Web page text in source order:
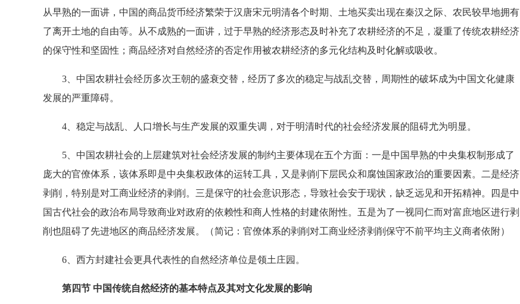
从早熟的一面讲，中国的商品货币经济繁荣于汉唐宋元明清各个时期、土地买卖出现在秦汉之际、农民较早地拥有
了离开土地的自由等。从不成熟的一面讲，过于早熟的经济形态及时补充了农耕经济的不足，凝重了传统农耕经济
的保守性和坚固性；商品经济对自然经济的否定作用被农耕经济的多元化结构及时化解或吸收。
3、中国农耕社会经历多次王朝的盛衰交替，经历了多次的稳定与战乱交替，周期性的破坏成为中国文化健康
发展的严重障碍。
4、稳定与战乱、人口增长与生产发展的双重失调，对于明清时代的社会经济发展的阻碍尤为明显。
5、中国农耕社会的上层建筑对社会经济发展的制约主要体现在五个方面：一是中国早熟的中央集权制形成了
庞大的官僚体系，该体系即是中央集权政体的运转工具，又是剥削下层民众和腐蚀国家政治的重要因素。二是经济
剥削，特别是对工商业经济的剥削。三是保守的社会意识形态，导致社会安于现状，缺乏远见和开拓精神。四是中
国古代社会的政治布局导致商业对政府的依赖性和商人性格的封建依附性。五是为了一视同仁而对富庶地区进行剥
削也阻碍了先进地区的商品经济发展。（简记：官僚体系的剥削对工商业经济剥削保守不前平均主义商者依附）
6、西方封建社会更具代表性的自然经济单位是领土庄园。
第四节 中国传统自然经济的基本特点及其对文化发展的影响